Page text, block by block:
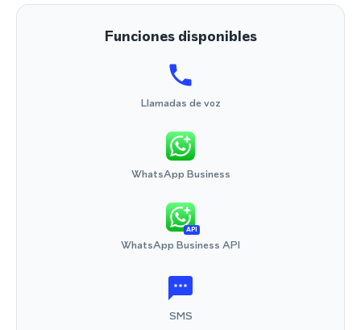
Funciones disponibles
Llamadas de voz
WhatsApp Business
API
WhatsApp Business API
SMS